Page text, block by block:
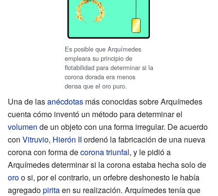
Es posible que Arquímedes
empleara su principio de
flotabilidad para determinar si la
corona dorada era menos
densa que el oro puro.
Una de lasanécdotas más conocidas sobre Arquímedes
cuenta cómo inventó un método para determinar el
volumen de un objeto con una forma irregular. De acuerdo
con Vitruvio, Hierón II ordenó la fabricación de una nueva
corona con forma decorona triunfal, y le pidió a
Arquímedes determinar si la corona estaba hecha solo de
oroo si, por el contrario, un orfebre deshonesto le había
agregadopiritaen su realización. Arquímedes tenía que